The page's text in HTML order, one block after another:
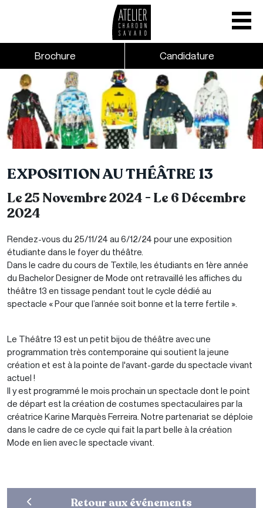
Skip to main content
Brochure Candidature
EXPOSITION AU THÉÂTRE 13
Le 25 Novembre 2024 - Le 6 Décembre
2024
Rendez-vous du 25/11/24 au 6/12/24 pour une exposition
étudiante dans le foyer du théâtre.
Dans le cadre du cours de Textile, les étudiants en 1ère année
du Bachelor Designer de Mode ont retravaillé les affiches du
théâtre 13 en tissage pendant tout le cycle dédié au
spectacle « Pour que l’année soit bonne et la terre fertile ».
Le Théâtre 13 est un petit bijou de théâtre avec une
programmation très contemporaine qui soutient la jeune
création et est à la pointe de l'avant-garde du spectacle vivant
actuel !
Il y est programmé le mois prochain un spectacle dont le point
de départ est la création de costumes spectaculaires par la
créatrice Karine Marquès Ferreira. Notre partenariat se déploie
dans le cadre de ce cycle qui fait la part belle à la création
Mode en lien avec le spectacle vivant.
Retour aux événements